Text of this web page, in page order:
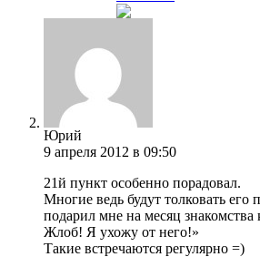
Юрий
9 апреля 2012 в 09:50
21й пункт особенно порадовал.
Многие ведь будут толковать
подарил мне на месяц
Жлоб! Я ухожу от него!»
Такие встречаются регулярно =)